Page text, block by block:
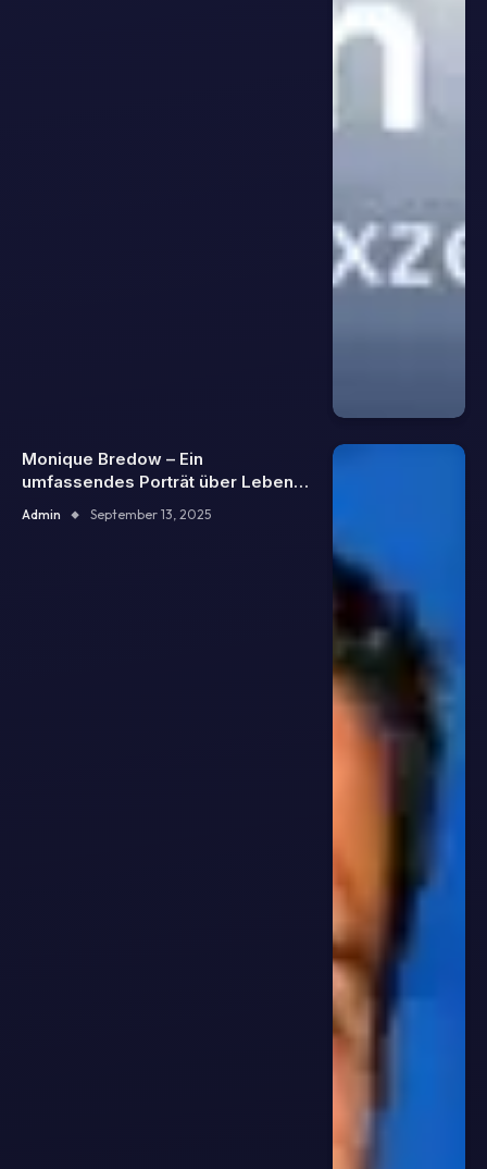
Monique Bredow – Ein
umfassendes Porträt über Leben,
Karriere und Einfluss
Admin September 13, 2025